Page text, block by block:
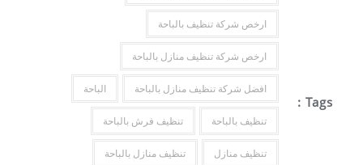
Tags :
ارخص شركة تنظيف بالباحة
ارخص شركة تنظيف منازل بالباحة
افضل شركة تنظيف منازل بالباحة الباحة
تنظيف بالباحة تنظيف فرش بالباحة
تنظيف منازل تنظيف منازل بالباحة